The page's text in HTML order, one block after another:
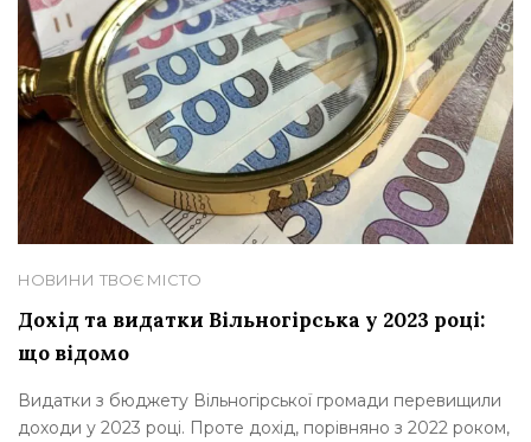
НОВИНИ ТВОЄ МІСТО
Дохід та видатки Вільногірська у 2023 році:
що відомо
Видатки з бюджету Вільногірської громади перевищили
доходи у 2023 році. Проте дохід, порівняно з 2022 роком,